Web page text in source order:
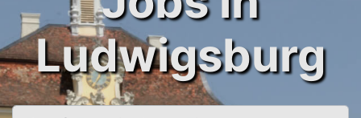
Ludwigsburg
Beruf, Fachrichtung, Firma